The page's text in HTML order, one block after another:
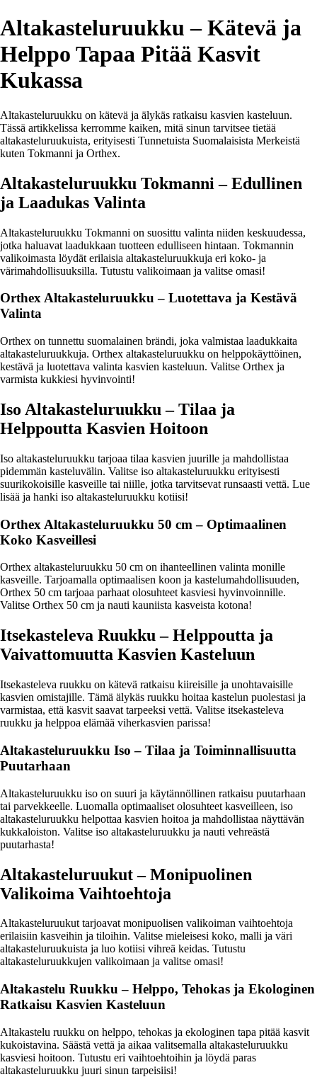
Altakasteluruukku – Kätevä ja
Helppo Tapaa Pitää Kasvit
Kukassa
Altakasteluruukku on kätevä ja älykäs ratkaisu kasvien kasteluun.
Tässä artikkelissa kerromme kaiken, mitä sinun tarvitsee tietää
altakasteluruukuista, erityisesti Tunnetuista Suomalaisista Merkeistä
kuten Tokmanni ja Orthex.
Altakasteluruukku Tokmanni – Edullinen
ja Laadukas Valinta
Altakasteluruukku Tokmanni on suosittu valinta niiden keskuudessa,
jotka haluavat laadukkaan tuotteen edulliseen hintaan. Tokmannin
valikoimasta löydät erilaisia altakasteluruukkuja eri koko- ja
värimahdollisuuksilla. Tutustu valikoimaan ja valitse omasi!
Orthex Altakasteluruukku – Luotettava ja Kestävä
Valinta
Orthex on tunnettu suomalainen brändi, joka valmistaa laadukkaita
altakasteluruukkuja. Orthex altakasteluruukku on helppokäyttöinen,
kestävä ja luotettava valinta kasvien kasteluun. Valitse Orthex ja
varmista kukkiesi hyvinvointi!
Iso Altakasteluruukku – Tilaa ja
Helppoutta Kasvien Hoitoon
Iso altakasteluruukku tarjoaa tilaa kasvien juurille ja mahdollistaa
pidemmän kasteluvälin. Valitse iso altakasteluruukku erityisesti
suurikokoisille kasveille tai niille, jotka tarvitsevat runsaasti vettä. Lue
lisää ja hanki iso altakasteluruukku kotiisi!
Orthex Altakasteluruukku 50 cm – Optimaalinen
Koko Kasveillesi
Orthex altakasteluruukku 50 cm on ihanteellinen valinta monille
kasveille. Tarjoamalla optimaalisen koon ja kastelumahdollisuuden,
Orthex 50 cm tarjoaa parhaat olosuhteet kasviesi hyvinvoinnille.
Valitse Orthex 50 cm ja nauti kauniista kasveista kotona!
Itsekasteleva Ruukku – Helppoutta ja
Vaivattomuutta Kasvien Kasteluun
Itsekasteleva ruukku on kätevä ratkaisu kiireisille ja unohtavaisille
kasvien omistajille. Tämä älykäs ruukku hoitaa kastelun puolestasi ja
varmistaa, että kasvit saavat tarpeeksi vettä. Valitse itsekasteleva
ruukku ja helppoa elämää viherkasvien parissa!
Altakasteluruukku Iso – Tilaa ja Toiminnallisuutta
Puutarhaan
Altakasteluruukku iso on suuri ja käytännöllinen ratkaisu puutarhaan
tai parvekkeelle. Luomalla optimaaliset olosuhteet kasveilleen, iso
altakasteluruukku helpottaa kasvien hoitoa ja mahdollistaa näyttävän
kukkaloiston. Valitse iso altakasteluruukku ja nauti vehreästä
puutarhasta!
Altakasteluruukut – Monipuolinen
Valikoima Vaihtoehtoja
Altakasteluruukut tarjoavat monipuolisen valikoiman vaihtoehtoja
erilaisiin kasveihin ja tiloihin. Valitse mieleisesi koko, malli ja väri
altakasteluruukuista ja luo kotiisi vihreä keidas. Tutustu
altakasteluruukkujen valikoimaan ja valitse omasi!
Altakastelu Ruukku – Helppo, Tehokas ja Ekologinen
Ratkaisu Kasvien Kasteluun
Altakastelu ruukku on helppo, tehokas ja ekologinen tapa pitää kasvit
kukoistavina. Säästä vettä ja aikaa valitsemalla altakasteluruukku
kasviesi hoitoon. Tutustu eri vaihtoehtoihin ja löydä paras
altakasteluruukku juuri sinun tarpeisiisi!